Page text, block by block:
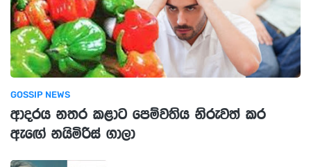
GOSSIP NEWS
ආදරය නතර කළාට පෙම්වතිය නිරුවත් කර
ඇඟේ නයිමිරිස් ගාලා